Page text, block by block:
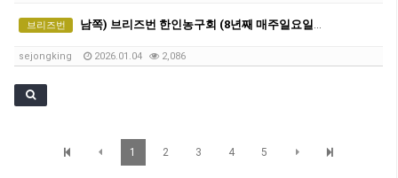
브리즈번 남쪽) 브리즈번 한인농구회 (8년째 매주일요일오전)
sejongking 2026.01.04 2,086
1 2 3 4 5